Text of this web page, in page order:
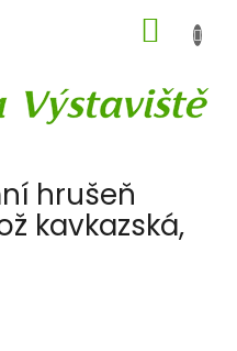
KOŠÍK
hrušeň
kavkazská,